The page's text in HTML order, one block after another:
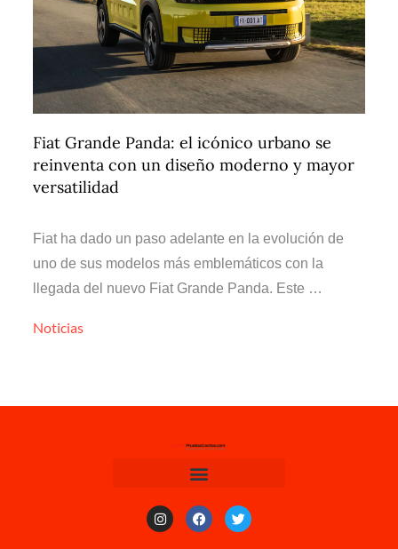
Fiat Grande Panda: el icónico urbano se
reinventa con un diseño moderno y mayor
versatilidad
Fiat ha dado un paso adelante en la evolución de
uno de sus modelos más emblemáticos con la
llegada del nuevo Fiat Grande Panda. Este …
Noticias